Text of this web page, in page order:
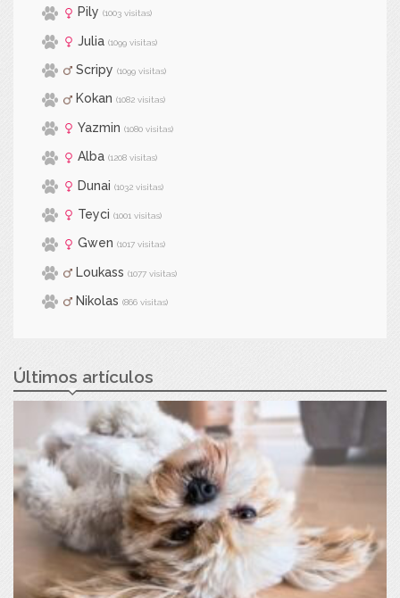
Pily (1003 visitas)
Julia (1099 visitas)
Scripy (1099 visitas)
Kokan (1082 visitas)
Yazmin (1080 visitas)
Alba (1208 visitas)
Dunai (1032 visitas)
Teyci (1001 visitas)
Gwen (1017 visitas)
Loukass (1077 visitas)
Nikolas (866 visitas)
Últimos artículos